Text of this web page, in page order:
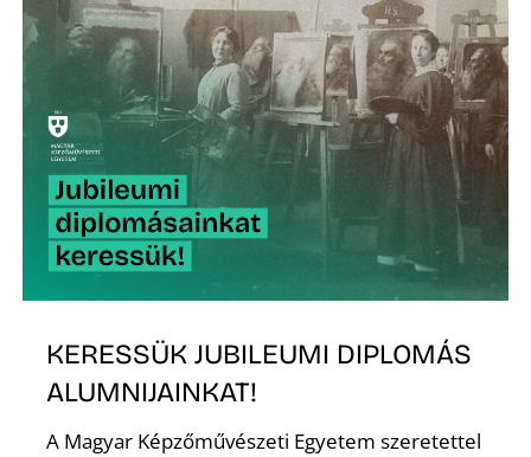
KERESSÜK JUBILEUMI DIPLOMÁS
ALUMNIJAINKAT!
A Magyar Képzőművészeti Egyetem szeretettel